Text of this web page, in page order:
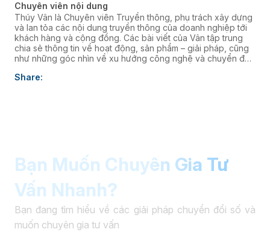
Chuyên viên nội dung
Thúy Vân là Chuyên viên Truyền thông, phụ trách xây dựng
và lan tỏa các nội dung truyền thông của doanh nghiệp tới
khách hàng và cộng đồng. Các bài viết của Vân tập trung
chia sẻ thông tin về hoạt động, sản phẩm – giải pháp, cũng
như những góc nhìn về xu hướng công nghệ và chuyển đổi
doanh nghiệp với thị trường.
Share:
Bạn Muốn Chuyên Gia Tư
Vấn Nhanh?
Bạn đang tìm hiểu về các giải pháp chuyển đổi số và
muốn chuyên gia tư vấn